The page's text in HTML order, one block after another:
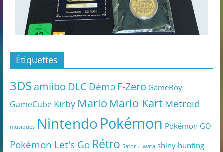
Étiquettes
3DS amiibo DLC Démo F-Zero GameBoy
GameCube Kirby Mario Mario KartMetroid
musiques NintendoPokémon Pokémon GO
Pokémon Let's Go Rétro Satoru Iwata shiny hunting